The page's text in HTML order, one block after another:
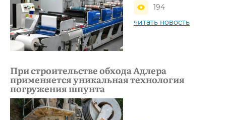
194
читать новость
При строительстве обхода Адлера
применяется уникальная технология
погружения шпунта